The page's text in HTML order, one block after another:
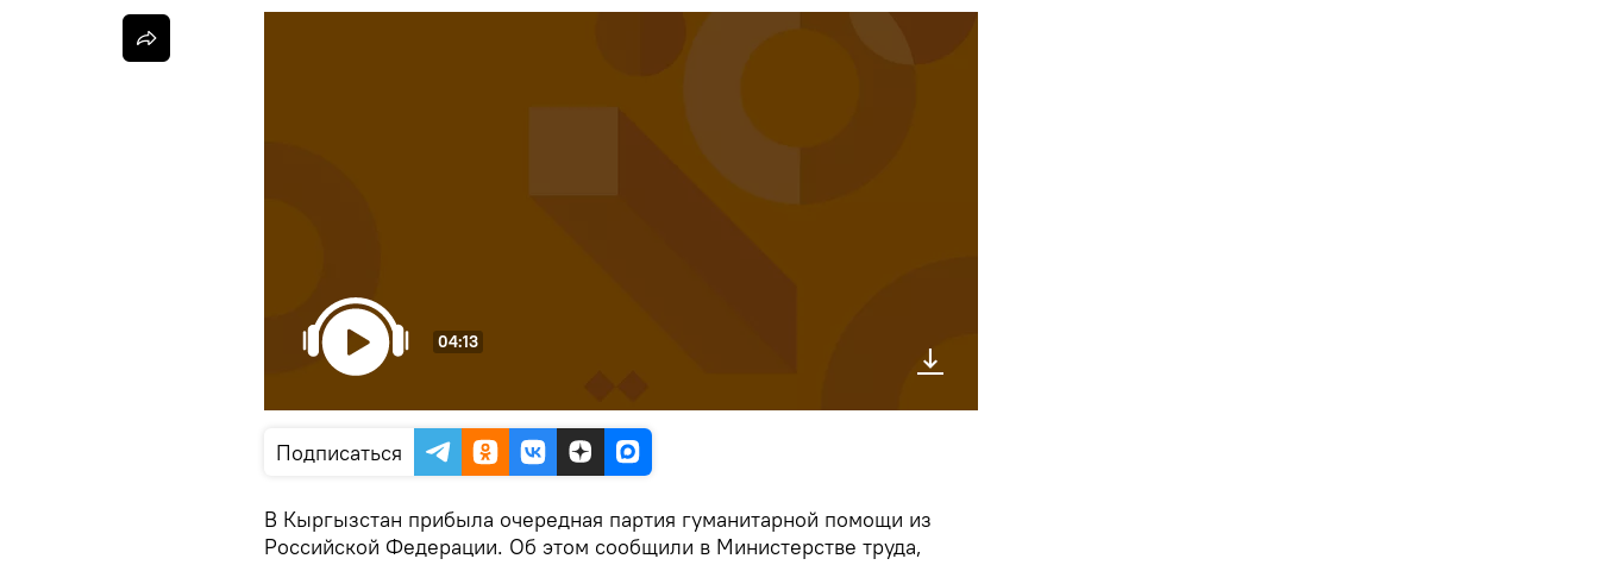
04:13
Подписаться
В Кыргызстан прибыла очередная партия гуманитарной помощи из
Российской Федерации. Об этом сообщили в Министерстве труда,